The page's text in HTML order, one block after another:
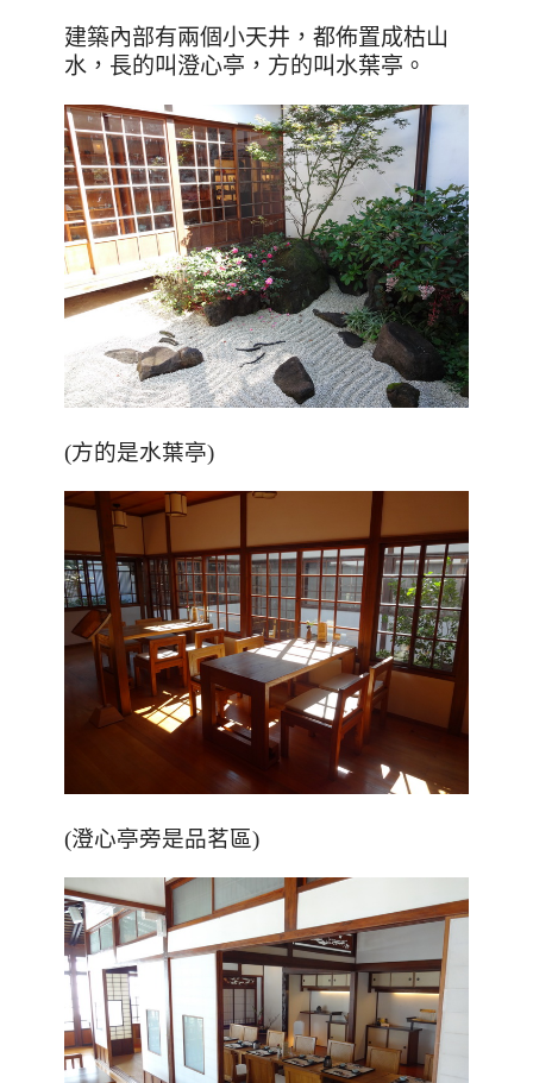
建築內部有兩個小天井，都佈置成枯山
水， 長的叫澄心亭，方的叫水葉亭。
(方的是水葉亭)
(澄心亭旁是品茗區)